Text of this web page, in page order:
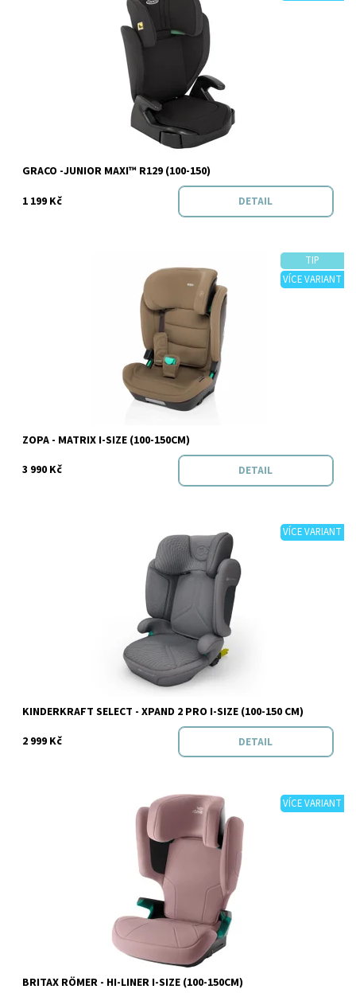
Značka:
GRACO -JUNIOR MAXI™ R129 (100-150)
1 199 Kč
DETAIL
TIP
VÍCE VARIANT
Skladem
Značka:
ZOPA - MATRIX I-SIZE (100-150CM)
3 990 Kč
DETAIL
VÍCE VARIANT
Skladem
Kinderkraft
KINDERKRAFT SELECT - XPAND 2 PRO I-SIZE (100-150 CM)
2 999 Kč
DETAIL
VÍCE VARIANT
Skladem
Značka: BRITAX RÖMER
BRITAX RÖMER - HI-LINER I-SIZE (100-150CM)